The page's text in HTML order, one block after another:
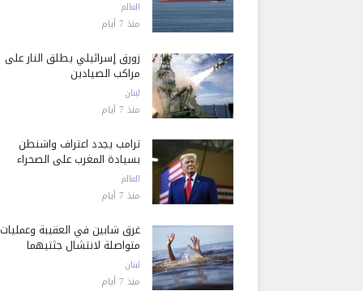
العالم
منذ 7 أيام
زورق إسرائيلي يطلق النار على
مراكب الصيادين
لبنان
منذ 7 أيام
ترامب يجدد اعتراف واشنطن
بسيادة المغرب على الصحراء
العالم
منذ 7 أيام
غرق شابين في العقيبة وعمليات
متواصلة لانتشال جثتيهما
لبنان
منذ 7 أيام